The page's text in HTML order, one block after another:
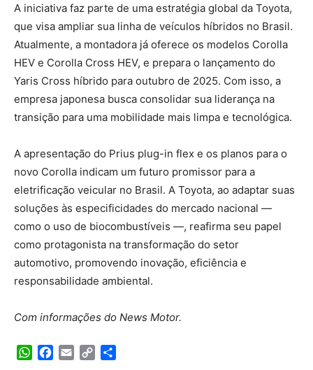
A iniciativa faz parte de uma estratégia global da Toyota,
que visa ampliar sua linha de veículos híbridos no Brasil.
Atualmente, a montadora já oferece os modelos Corolla
HEV e Corolla Cross HEV, e prepara o lançamento do
Yaris Cross híbrido para outubro de 2025. Com isso, a
empresa japonesa busca consolidar sua liderança na
transição para uma mobilidade mais limpa e tecnológica.
A apresentação do Prius plug-in flex e os planos para o
novo Corolla indicam um futuro promissor para a
eletrificação veicular no Brasil. A Toyota, ao adaptar suas
soluções às especificidades do mercado nacional —
como o uso de biocombustíveis —, reafirma seu papel
como protagonista na transformação do setor
automotivo, promovendo inovação, eficiência e
responsabilidade ambiental.
Com informações do News Motor.
WhatsApp
Facebook
Email Copy